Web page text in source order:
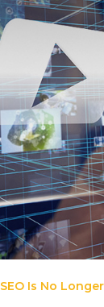
SEO Is No